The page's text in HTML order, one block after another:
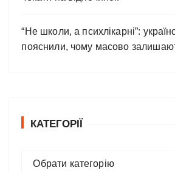
“Не школи, а психлікарні”:
пояснили, чому масово
КАТЕГОРІЇ
Обрати категорію